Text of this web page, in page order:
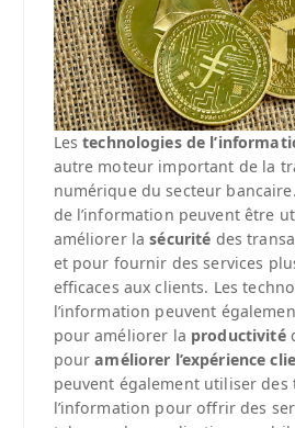
Lestechnologies de
autre moteur important de la
numérique du secteur
de l’information peuvent être
améliorer lasécurité des
et pour fournir des services
efficaces aux clients. Les
l’information peuvent
pour améliorer la productivité
pouraméliorer l’expérience
peuvent également utiliser
l’information pour offrir des